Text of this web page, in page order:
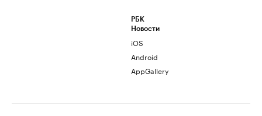
РБК
Новости
iOS
Android
AppGallery